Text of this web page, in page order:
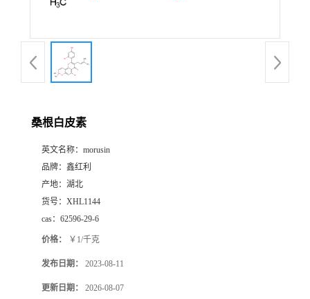
桑根白皮素
英文名称： morusin
品牌： 鑫红利
产地： 湖北
货号： XHL1144
cas： 62596-29-6
价格： ￥1/千克
发布日期： 2023-08-11
更新日期： 2026-08-07